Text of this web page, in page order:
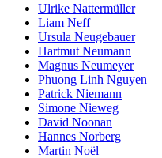
Ulrike Nattermüller
Liam Neff
Ursula Neugebauer
Hartmut Neumann
Magnus Neumeyer
Phuong Linh Nguyen
Patrick Niemann
Simone Nieweg
David Noonan
Hannes Norberg
Martin Noël